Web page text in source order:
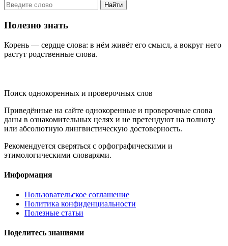
Найти
Полезно знать
Корень — сердце слова: в нём живёт его смысл, а вокруг него
растут родственные слова.
Поиск однокоренных и проверочных слов
Приведённые на сайте однокоренные и проверочные слова
даны в ознакомительных целях и не претендуют на полноту
или абсолютную лингвистическую достоверность.
Рекомендуется сверяться с орфографическими и
этимологическими словарями.
Информация
Пользовательское соглашение
Политика конфиденциальности
Полезные статьи
Поделитесь знаниями